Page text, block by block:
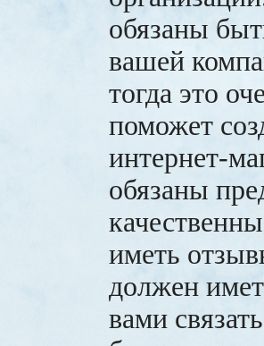
обязаны
вашей
тогда это
поможет
интернет-
обязаны
иметь
должен
вами